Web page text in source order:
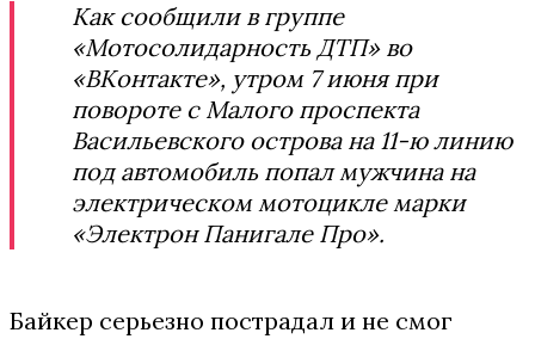
Как сообщили в группе
«Мотосолидарность ДТП» во
«ВКонтакте», утром 7 июня при
повороте с Малого проспекта
Васильевского острова на 11-ю линию
под автомобиль попал мужчина на
электрическом мотоцикле марки
«Электрон Панигале Про».
Байкер серьезно пострадал и не смог